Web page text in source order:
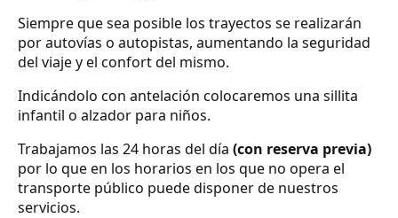
Siempre que sea posible los trayectos se realizarán
por autovías o autopistas, aumentando la seguridad
del viaje y el confort del mismo.
Indicándolo con antelación colocaremos una sillita
infantil o alzador para niños.
Trabajamos las 24 horas del día (con reserva previa)
por lo que en los horarios en los que no opera el
transporte público puede disponer de nuestros
servicios.